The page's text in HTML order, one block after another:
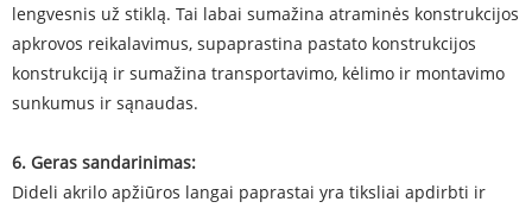
lengvesnis už stiklą. Tai labai sumažina atraminės konstrukcijos
apkrovos reikalavimus, supaprastina pastato konstrukcijos
konstrukciją ir sumažina transportavimo, kėlimo ir montavimo
sunkumus ir sąnaudas.
6. Geras sandarinimas:
Dideli akrilo apžiūros langai paprastai yra tiksliai apdirbti ir